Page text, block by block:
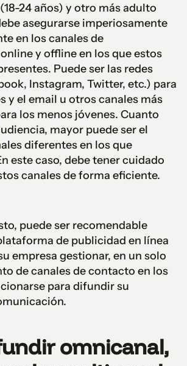
24 años) y otro más adulto
asegurarse imperiosamente
en los canales de
y offline en los que estos
Puede ser las redes
Instagram, Twitter, etc.) para
y el email u otros canales más
los menos jóvenes. Cuanto
mayor puede ser el
diferentes en los que
este caso, debe tener cuidado
canales de forma eficiente.
puede ser recomendable
de publicidad en línea
empresa gestionar, en un solo
de canales de contacto en los
para difundir su
omnicanal,